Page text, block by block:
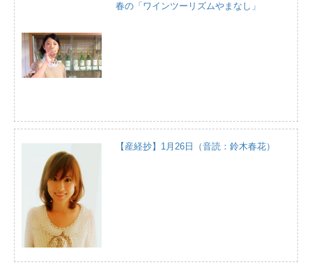
春の「ワインツーリズムやまなし」
【産経抄】1月26日（音読：鈴木春花）